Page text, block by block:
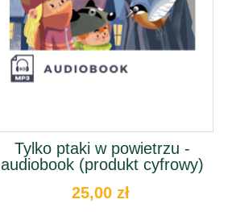
Tylko ptaki w powietrzu -
audiobook (produkt cyfrowy)
25,00 zł